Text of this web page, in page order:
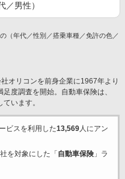
／男性）
（年代／性別／搭乗車種／免許の色／
オリコンを前身企業に1967年より
度調査を開始。自動車保険は、
います。
ビスを利用した13,569人にアン
社を対象にした「 自動車保険」ラ